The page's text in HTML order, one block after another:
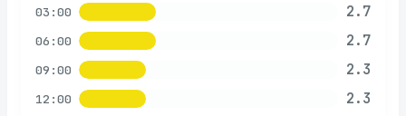
03:00 2.7
06:00 2.7
09:00 2.3
12:00 2.3